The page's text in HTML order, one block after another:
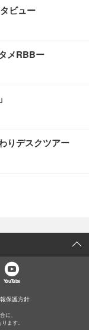
ビュー
メRBBー
りデスクツアー
YouTube
保護方針
に、
ます。